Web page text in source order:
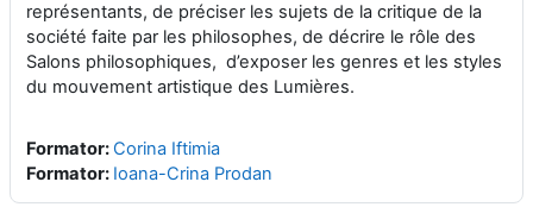
représentants, de préciser les sujets de la critique de la
société faite par les philosophes, de décrire le rôle des
Salons philosophiques, d’exposer les genres et les styles
du mouvement artistique des Lumières.
Formator:Corina Iftimia
Formator: Ioana-Crina Prodan